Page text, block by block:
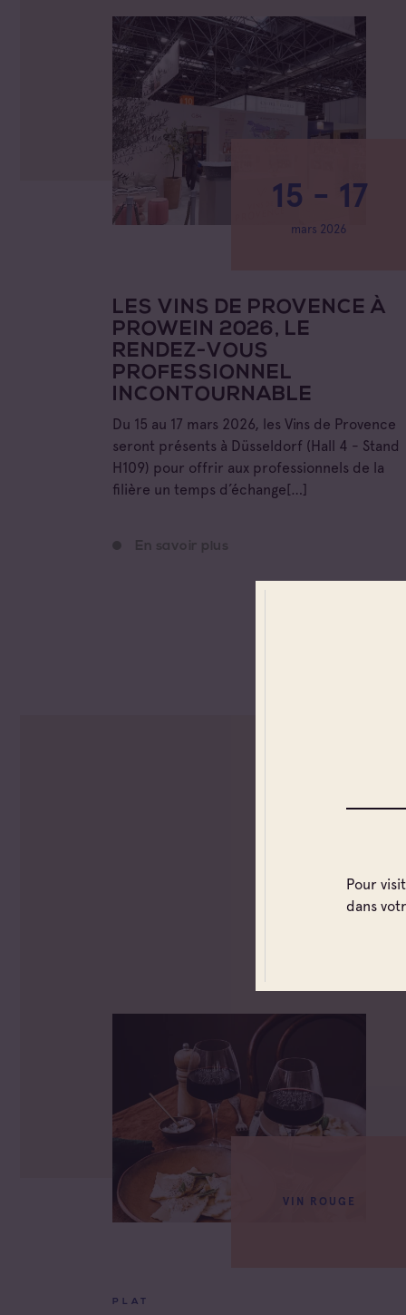
Pour
dans
15 - 17
mars 2026
LES VINS DE PROVENCE À
PROWEIN 2026, LE
RENDEZ-VOUS
PROFESSIONNEL
INCONTOURNABLE
Du 15 au 17 mars 2026, les Vins de Provence
seront présents à Düsseldorf (Hall 4 - Stand
H109) pour offrir aux professionnels de la
filière un temps d’échange[…]
En savoir plus
VIN ROUGE
PLAT